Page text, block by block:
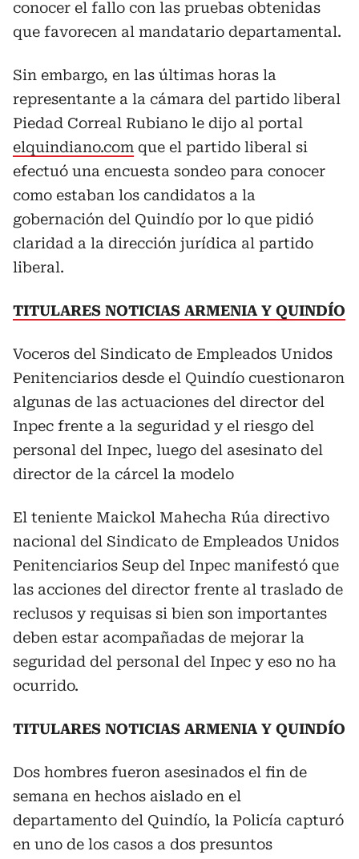
conocer el fallo con las pruebas obtenidas
que favorecen al mandatario departamental.
Sin embargo, en las últimas horas la
representante a la cámara del partido liberal
Piedad Correal Rubiano le dijo al portal
elquindiano.com que el partido liberal si
efectuó una encuesta sondeo para conocer
como estaban los candidatos a la
gobernación del Quindío por lo que pidió
claridad a la dirección jurídica al partido
liberal.
TITULARES NOTICIAS ARMENIA Y QUINDÍO
Voceros del Sindicato de Empleados Unidos
Penitenciarios desde el Quindío cuestionaron
algunas de las actuaciones del director del
Inpec frente a la seguridad y el riesgo del
personal del Inpec, luego del asesinato del
director de la cárcel la modelo
El teniente Maickol Mahecha Rúa directivo
nacional del Sindicato de Empleados Unidos
Penitenciarios Seup del Inpec manifestó que
las acciones del director frente al traslado de
reclusos y requisas si bien son importantes
deben estar acompañadas de mejorar la
seguridad del personal del Inpec y eso no ha
ocurrido.
TITULARES NOTICIAS ARMENIA Y QUINDÍO
Dos hombres fueron asesinados el fin de
semana en hechos aislado en el
departamento del Quindío, la Policía capturó
en uno de los casos a dos presuntos